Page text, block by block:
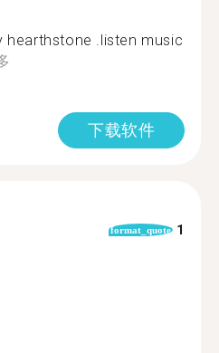
hearthstone .listen music
下载软件
format_quote 1